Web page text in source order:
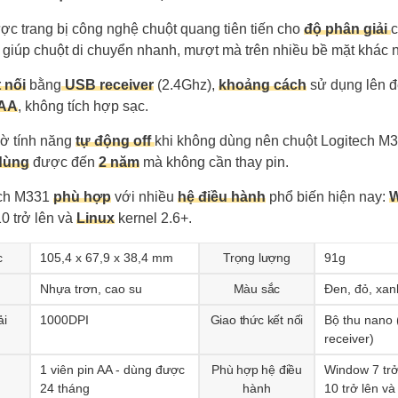
trang bị công nghệ chuột quang tiên tiến cho độ phân giải
giúp chuột di chuyển nhanh, mượt mà trên nhiều bề mặt khác
nối bằngUSB receiver (2.4Ghz), khoảng cách sử dụng lên
, không tích hợp sạc.
tính năng tự động off khi không dùng nên chuột Logitech
được đến 2 năm mà không cần thay pin.
M331 phù hợp với nhiều hệ điều hành phổ biến hiện nay:
trở lên và Linux kernel 2.6+.
105,4 x 67,9 x 38,4 mm Trọng lượng 91g
Nhựa trơn, cao su Màu sắc Đen, đỏ,
1000DPI Giao thức kết nối
Bộ thu nano
receiver)
1 viên pin AA - dùng được
24 tháng
Phù hợp hệ điều
hành
Window 7
10 trở lên